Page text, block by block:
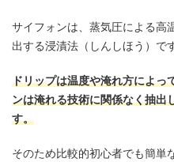
サイフォンは、蒸気圧による高
出する浸漬法（しんしほう）です
ドリップは温度や淹れ方によっ
ンは淹れる技術に関係なく抽出
す。
そのため比較的初心者でも簡単